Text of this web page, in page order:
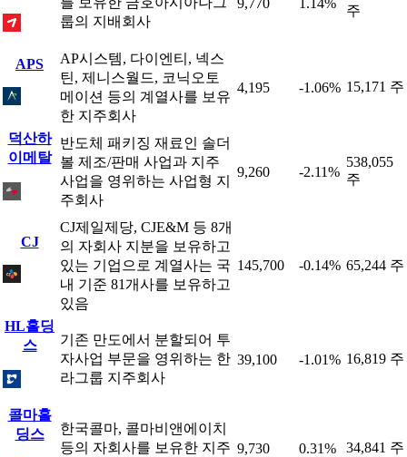
룹의 지배회사
9,770 1.14%
주
APS
AP시스템, 다이엔티, 넥스
틴, 제니스월드, 코닉오토
메이션 등의 계열사를 보유
한 지주회사
4,195 -1.06% 15,171 주
덕산하
이메탈
반도체 패키징 재료인 솔더
볼 제조/판매 사업과 지주
사업을 영위하는 사업형 지
주회사
9,260 -2.11%
538,055
주
CJ
CJ제일제당, CJE&M 등 8개
의 자회사 지분을 보유하고
있는 기업으로 계열사는 국
내 기준 81개사를 보유하고
있음
145,700 -0.14% 65,244 주
HL홀딩
스
기존 만도에서 분할되어 투
자사업 부문을 영위하는 한
라그룹 지주회사
39,100 -1.01% 16,819 주
콜마홀
딩스
한국콜마, 콜마비앤에이치
등의 자회사를 보유한 지주 9,730 0.31% 34,841 주